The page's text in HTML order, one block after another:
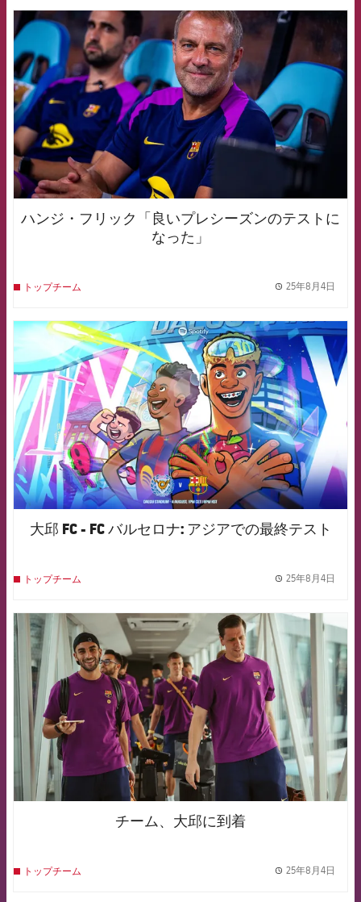
FCB Barcelona badge
ハンジ・フリック「良いプレシーズンのテストに
なった」
トップチーム 25年8月4日
FCB Barcelona badge
大邱 FC - FC バルセロナ: アジアでの最終テスト
トップチーム 25年8月4日
FCB Barcelona badge
チーム、大邱に到着
トップチーム 25年8月4日